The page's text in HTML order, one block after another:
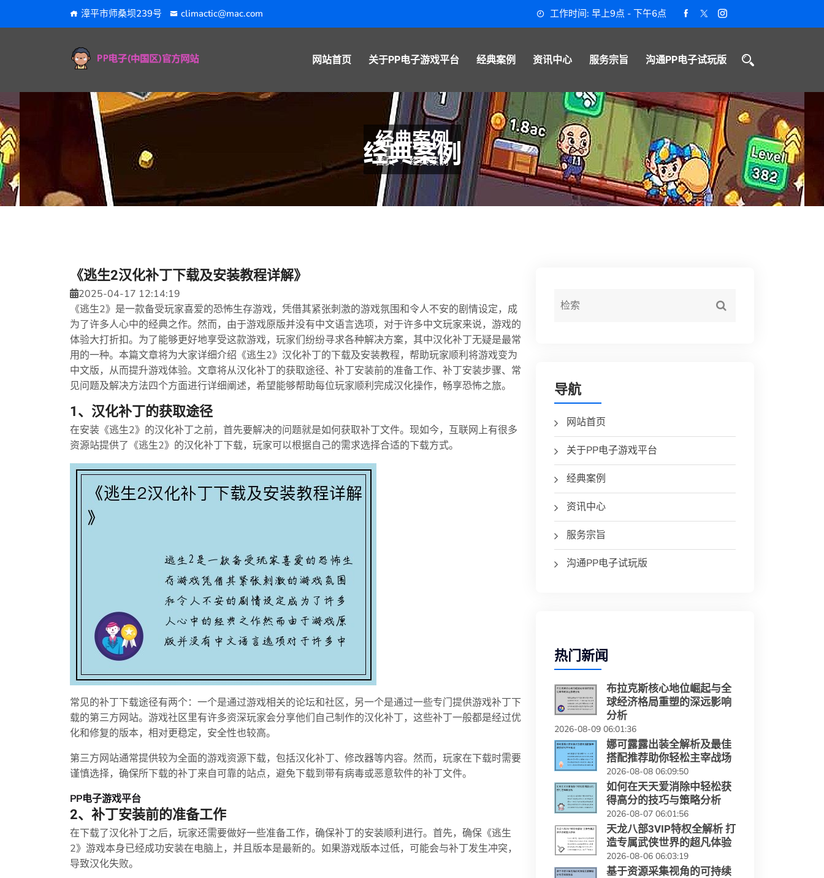
漳平市师桑坝239号 climactic@mac.com 工作时间: 早上9点 - 下午6点
网站首页 关于PP电子游戏平台 经典案例 资讯中心 服务宗旨 沟通PP电子试玩版
经典案例
首页 经典案例
《逃生2汉化补丁下载及安装教程详解》
2025-04-17 12:14:19
《逃生2》是一款备受玩家喜爱的恐怖生存游戏，凭借其紧张刺激的游戏氛围和令人不安的剧情设定，成
为了许多人心中的经典之作。然而，由于游戏原版并没有中文语言选项，对于许多中文玩家来说，游戏的
体验大打折扣。为了能够更好地享受这款游戏，玩家们纷纷寻求各种解决方案，其中汉化补丁无疑是最常
用的一种。本篇文章将为大家详细介绍《逃生2》汉化补丁的下载及安装教程，帮助玩家顺利将游戏变为
中文版，从而提升游戏体验。文章将从汉化补丁的获取途径、补丁安装前的准备工作、补丁安装步骤、常
见问题及解决方法四个方面进行详细阐述，希望能够帮助每位玩家顺利完成汉化操作，畅享恐怖之旅。
1、汉化补丁的获取途径
在安装《逃生2》的汉化补丁之前，首先要解决的问题就是如何获取补丁文件。现如今，互联网上有很多
资源站提供了《逃生2》的汉化补丁下载，玩家可以根据自己的需求选择合适的下载方式。
常见的补丁下载途径有两个：一个是通过游戏相关的论坛和社区，另一个是通过一些专门提供游戏补丁下
载的第三方网站。游戏社区里有许多资深玩家会分享他们自己制作的汉化补丁，这些补丁一般都是经过优
化和修复的版本，相对更稳定，安全性也较高。
第三方网站通常提供较为全面的游戏资源下载，包括汉化补丁、修改器等内容。然而，玩家在下载时需要
谨慎选择，确保所下载的补丁来自可靠的站点，避免下载到带有病毒或恶意软件的补丁文件。
PP电子游戏平台
2、补丁安装前的准备工作
在下载了汉化补丁之后，玩家还需要做好一些准备工作，确保补丁的安装顺利进行。首先，确保《逃生
2》游戏本身已经成功安装在电脑上，并且版本是最新的。如果游戏版本过低，可能会与补丁发生冲突，
导致汉化失败。
导航
网站首页
关于PP电子游戏平台
经典案例
资讯中心
服务宗旨
沟通PP电子试玩版
热门新闻
布拉克斯核心地位崛起与全
球经济格局重塑的深远影响
分析
2026-08-09 06:01:36
娜可露露出装全解析及最佳
搭配推荐助你轻松主宰战场
2026-08-08 06:09:50
如何在天天爱消除中轻松获
得高分的技巧与策略分析
2026-08-07 06:01:56
天龙八部3VIP特权全解析 打
造专属武侠世界的超凡体验
2026-08-06 06:03:19
基于资源采集视角的可持续